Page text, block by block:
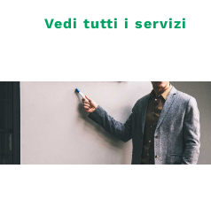
Vedi tutti i servizi